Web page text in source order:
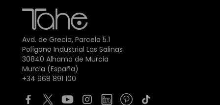
Avd. de Grecia, Parcela 5.1
Polígono Industrial Las Salinas
30840 Alhama de Murcia
Murcia (España)
+34 968 891 100